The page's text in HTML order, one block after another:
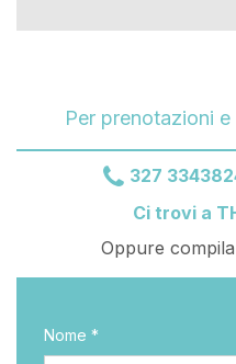
Per prenotazioni
327
Ci trovi a
Oppure
Nome *